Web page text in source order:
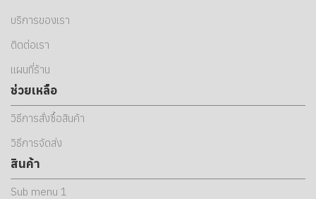
บริการของเรา
ติดต่อเรา
แผนที่ร้าน
ช่วยเหลือ
วิธีการสั่งซื้อสินค้า
วิธีการจัดส่ง
สินค้า
Sub menu 1